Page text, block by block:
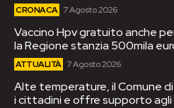
CRONACA 7 Agosto 2026
Vaccino Hpv gratuito anche
la Regione stanzia 500mila
ATTUALITÀ 7 Agosto 2026
Alte temperature, il Comune
i cittadini e offre supporto agli